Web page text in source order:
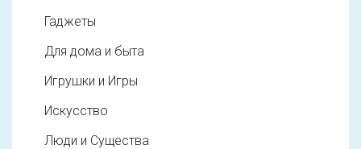
Гаджеты
Для дома и быта
Игрушки и Игры
Искусство
Люди и Существа